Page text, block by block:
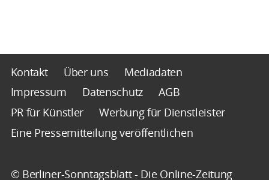
Kontakt Über uns
Mediadaten
Impressum
Datenschutz
AGB
PR für Künstler
Werbung für Dienstleister
Eine Pressemitteilung veröffentlichen
© Berliner-Sonntagsblatt - Die Online-Zeitung